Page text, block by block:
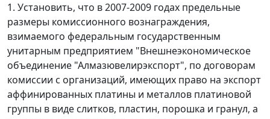
1. Установить, что в 2007-2009 годах предельные
размеры комиссионного вознаграждения,
взимаемого федеральным государственным
унитарным предприятием "Внешнеэкономическое
объединение "Алмазювелирэкспорт", по договорам
комиссии с организаций, имеющих право на экспорт
аффинированных платины и металлов платиновой
группы в виде слитков, пластин, порошка и гранул, а